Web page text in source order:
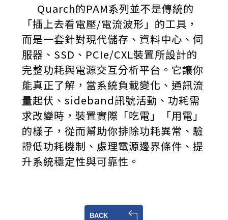
Quarch的PAM系列並不是傳統的
「插上去看電壓/電流波形」的工具，
而是一套針對現代儲存、資料中心、伺
服器、SSD、PCIe/CXL裝置所設計的
完整功耗與電源交互分析平台。它讓你
能真正了解，當系統負載變化、通訊流
量起伏、sideband訊號活動、功耗需
求改變時，裝置實際「吃電」「用電」
的樣子，從而幫助你排除功耗異常、驗
證低功耗機制、處理電源邊界條件、提
升系統穩定性與可靠性。
BACK